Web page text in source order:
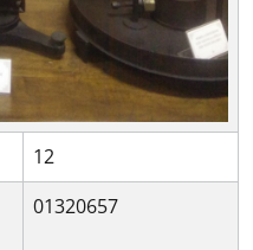
12
01320657